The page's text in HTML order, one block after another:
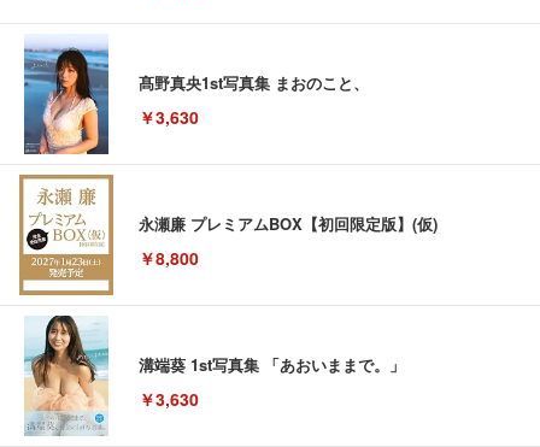
髙野真央1st写真集 まおのこと、
￥3,630
永瀬廉 プレミアムBOX【初回限定版】(仮)
￥8,800
溝端葵 1st写真集 「あおいままで。」
￥3,630